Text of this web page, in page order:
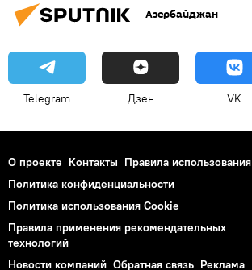
Азербайджан
Telegram Дзен VK
О проекте Контакты Правила использования
Политика конфиденциальности
Политика использования Cookie
Правила применения рекомендательных
технологий
Новости компаний Обратная связь Реклама